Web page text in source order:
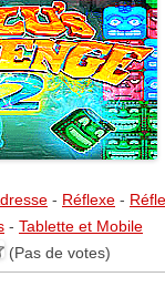
- Réflexe -
- Tablette et Mobile
(Pas de votes)